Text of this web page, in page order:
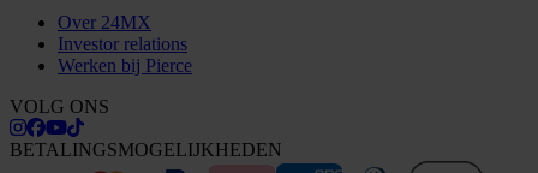
Over 24MX
Investor relations
Werken bij Pierce
VOLG ONS
BETALINGSMOGELIJKHEDEN